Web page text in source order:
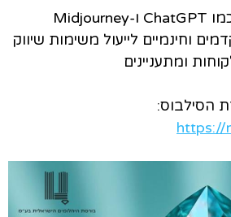
וחינמיים לייעול משימות שיווק
ומתעניינים
הסילבוס:
https://